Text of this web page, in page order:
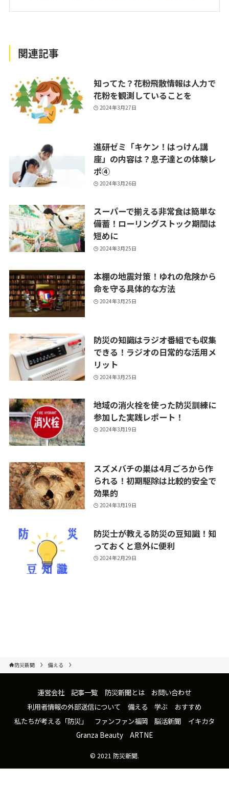
関連記事
知ってた？花粉飛散情報は人力で
花粉を観測していることを
2024年3月27日
進研ゼミ「キケン！はっけん講
座」の内容は？息子達との体験レ
ポ④
2024年3月26日
スーパーで揃える非常食は簡単な
備蓄！ローリングストック期間は
短めに
2024年3月25日
本棚の地震対策！ゆれの危険から
命を守る具体的な方法
2024年3月25日
防災の知識はラジオ番組でも収集
できる！ラジオの日常的な活用メ
リット
2024年3月25日
地域の消火栓を使った防災訓練に
参加した実践レポート！
2024年3月19日
スズメバチの巣は4月ごろから作
られる！初期駆除は比較的安全で
効果的
2024年3月19日
防災士が教える防災の豆知識！知
っておくと意外に便利
2024年2月29日
防災新聞 備える
運営会社 記事一覧 防災新聞とは
お問い合わせ
利用者情報の外部送信について
備える 学ぶ
おすすめ
私たちが考える「防災」
ファンファン福岡 脳活新聞
イキカタ
Granza Beauty
ARTNE
© 2021 防災新聞.